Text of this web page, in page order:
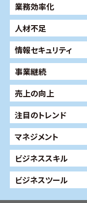
業務効率化
人材不足
情報セキュリティ
事業継続
売上の向上
注目のトレンド
マネジメント
ビジネススキル
ビジネスツール